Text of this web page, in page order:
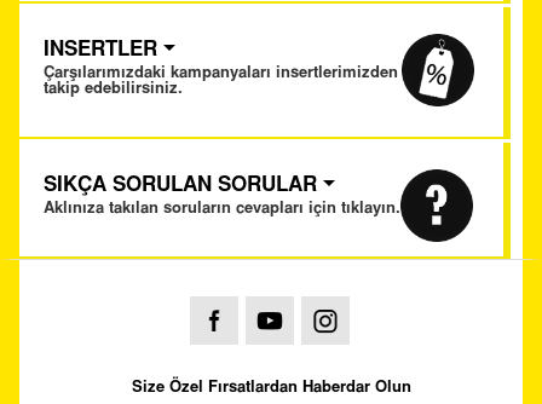
INSERTLER
Çarşılarımızdaki kampanyaları insertlerimizden
takip edebilirsiniz.
SIKÇA SORULAN SORULAR
Aklınıza takılan soruların cevapları için tıklayın.
Size Özel Fırsatlardan Haberdar Olun